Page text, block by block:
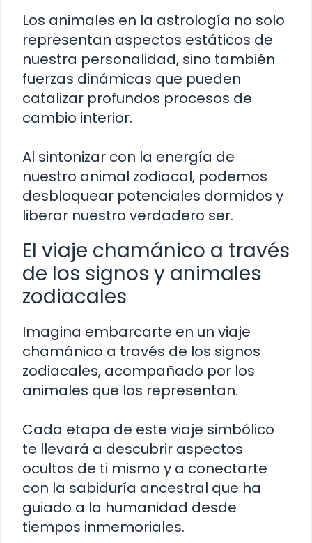
Los animales en la astrología no solo
representan aspectos estáticos de
nuestra personalidad, sino también
fuerzas dinámicas que pueden
catalizar profundos procesos de
cambio interior.
Al sintonizar con la energía de
nuestro animal zodiacal, podemos
desbloquear potenciales dormidos y
liberar nuestro verdadero ser.
El viaje chamánico a través
de los signos y animales
zodiacales
Imagina embarcarte en un viaje
chamánico a través de los signos
zodiacales, acompañado por los
animales que los representan.
Cada etapa de este viaje simbólico
te llevará a descubrir aspectos
ocultos de ti mismo y a conectarte
con la sabiduría ancestral que ha
guiado a la humanidad desde
tiempos inmemoriales.